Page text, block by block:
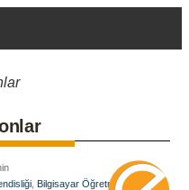
, Bilgisayar Öğretmenliği